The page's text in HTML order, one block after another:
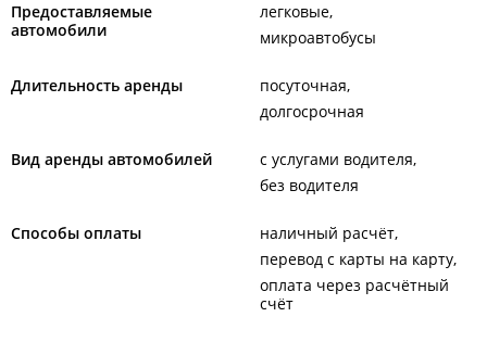
Предоставляемые
автомобили
легковые
микроавтобусы
Длительность аренды
посуточная
долгосрочная
Вид аренды автомобилей
с услугами водителя
без водителя
Способы оплаты
наличный расчёт
перевод с карты на карту
оплата через расчётный
счёт